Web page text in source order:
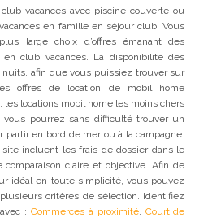
vacances avec piscine couverte ou
en famille en séjour club. Vous
large choix d’offres émanant des
en club vacances. La disponibilité des
afin que vous puissiez trouver sur
offres de location de mobil home
les locations mobil home les moins chers
pourrez sans difficulté trouver un
partir en bord de mer ou à la campagne.
incluent les frais de dossier dans le
claire et objective. Afin de
idéal en toute simplicité, vous pouvez
critères de sélection. Identifiez
: Commerces à proximité, Court de